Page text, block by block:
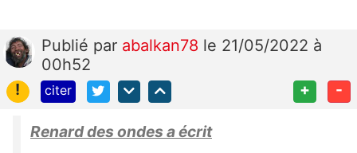
Publié par abalkan78 le 21/05/2022 à
00h52
!
citer + -
Renard des ondes a écrit